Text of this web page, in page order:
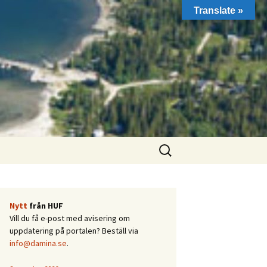
Sök
efter:
Nytt från HUF
Vill du få e-post med avisering om
uppdatering på portalen? Beställ via
info@damina.se.
Translate »